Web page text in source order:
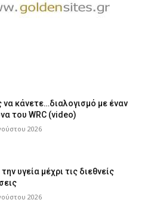
κάνετε…διαλογισμό με έναν
του WRC (video)
2026
υγεία μέχρι τις διεθνείς
2026